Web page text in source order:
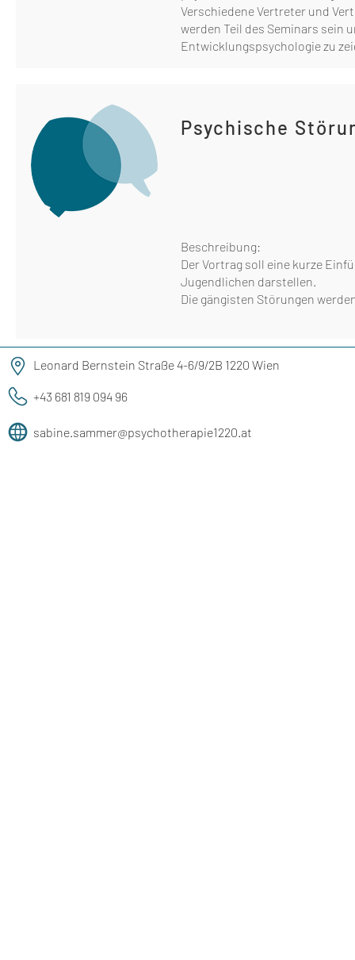
Verschiedene Vertreter und
werden Teil des Seminars sein
Entwicklungspsychologie zu
Psychische
Beschreibung:
Der Vortrag soll eine kurze
Jugendlichen darstellen.
Die gängisten Störungen
Leonard Bernstein Straße 4-6/9/2B 1220 Wien
+43 681 819 094 96
sabine.sammer@psychotherapie1220.at